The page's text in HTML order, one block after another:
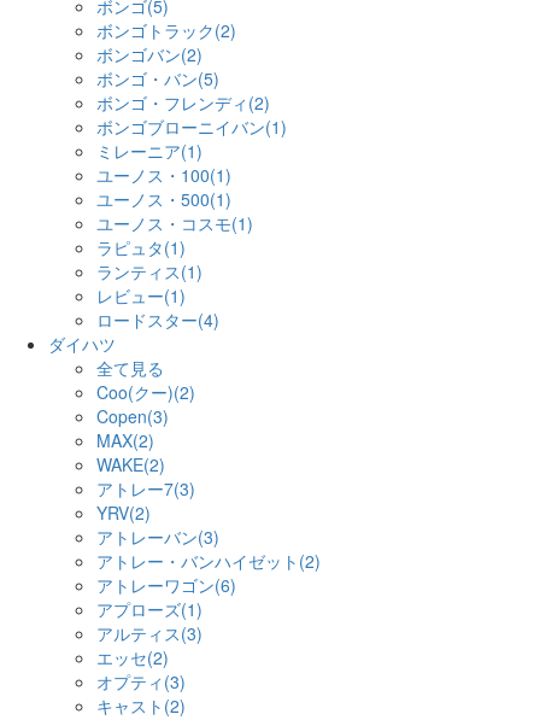
ボンゴ(5)
ボンゴトラック(2)
ボンゴバン(2)
ボンゴ・バン(5)
ボンゴ・フレンディ(2)
ボンゴブローニイバン(1)
ミレーニア(1)
ユーノス・100(1)
ユーノス・500(1)
ユーノス・コスモ(1)
ラピュタ(1)
ランティス(1)
レビュー(1)
ロードスター(4)
ダイハツ
全て見る
Coo(クー)(2)
Copen(3)
MAX(2)
WAKE(2)
アトレー7(3)
YRV(2)
アトレーバン(3)
アトレー・バンハイゼット(2)
アトレーワゴン(6)
アプローズ(1)
アルティス(3)
エッセ(2)
オプティ(3)
キャスト(2)